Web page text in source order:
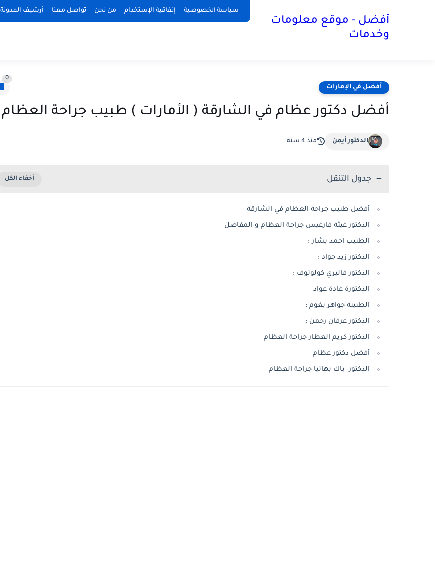
سياسة الخصوصية إتفاقية الإستخدام من نحن تواصل معنا أرشيف المدونة
أفضل - موقع معلومات
وخدمات
أفضل في الإمارات
0
أفضل دكتور عظام في الشارقة ( الأمارات ) طبيب جراحة العظام
الدكتور أيمن منذ 4 سنة
جدول التنقل
أفضل طبيب جراحة العظام في الشارقة
الدكتور غيثة فارغيس جراحة العظام و المفاصل
الطبيب احمد بشار :
الدكتور زيد جواد :
الدكتور فاليري كولوتوف :
الدكتورة غادة عواد
الطبيبة جواهر بغوم :
الدكتور عرفان رحمن :
الدكتور كريم العطار جراحة العظام
أفضل دكتور عظام
الدكتور باك بهاتيا جراحة العظام